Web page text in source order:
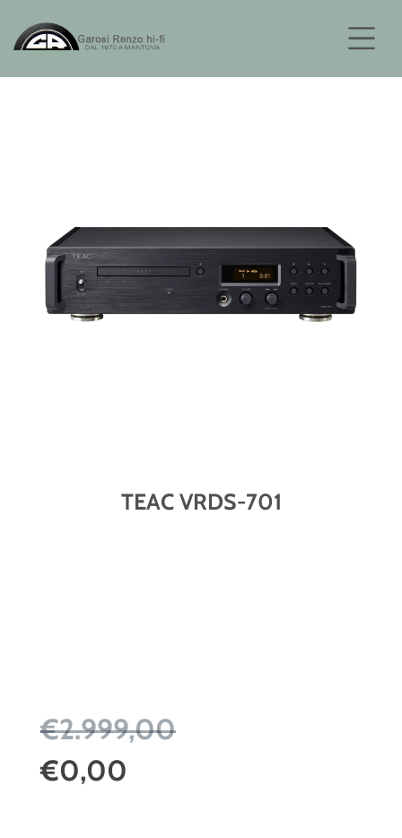
TEAC VRDS-701
€2.999,00
€0,00